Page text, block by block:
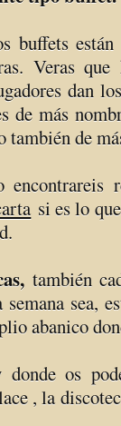
buffets
Veras
dan
de más
también de
si es lo
también
sea,
abanico
os
, la